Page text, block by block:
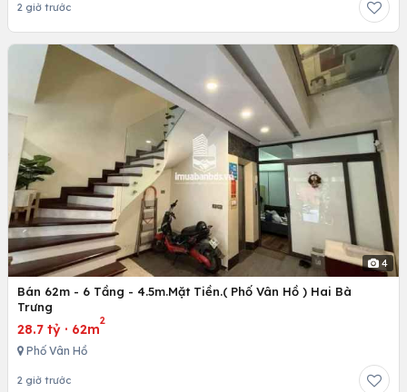
2 giờ trước
4
Bán 62m - 6 Tầng - 4.5m.Mặt Tiền.( Phố Vân Hồ ) Hai Bà
Trưng
28.7 tỷ · 62m
2
Phố Vân Hồ
2 giờ trước